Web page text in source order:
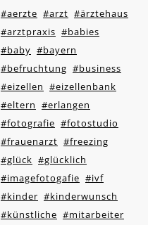
#aerzte #arzt #ärztehaus
#arztpraxis #babies
#baby #bayern
#befruchtung #business
#eizellen #eizellenbank
#eltern #erlangen
#fotografie #fotostudio
#frauenarzt #freezing
#glück #glücklich
#imagefotogafie #ivf
#kinder #kinderwunsch
#künstliche #mitarbeiter